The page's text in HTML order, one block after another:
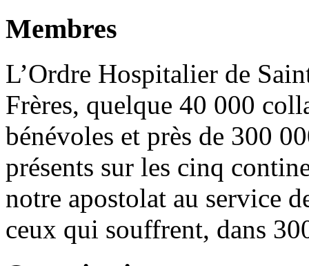
Membres
L’Ordre Hospitalier de
Frères, quelque 40 000
bénévoles et près de 300
présents sur les cinq
notre apos­tolat au service
ceux qui souffrent, dans